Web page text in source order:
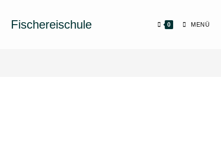
Fischereischule 0 MENÜ